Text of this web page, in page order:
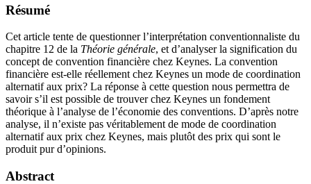
Résumé
Cet article tente de questionner l’interprétation conventionnaliste du
chapitre 12 de la Théorie générale, et d’analyser la signification du
concept de convention financière chez Keynes. La convention
financière est-elle réellement chez Keynes un mode de coordination
alternatif aux prix? La réponse à cette question nous permettra de
savoir s’il est possible de trouver chez Keynes un fondement
théorique à l’analyse de l’économie des conventions. D’après notre
analyse, il n’existe pas véritablement de mode de coordination
alternatif aux prix chez Keynes, mais plutôt des prix qui sont le
produit pur d’opinions.
Abstract